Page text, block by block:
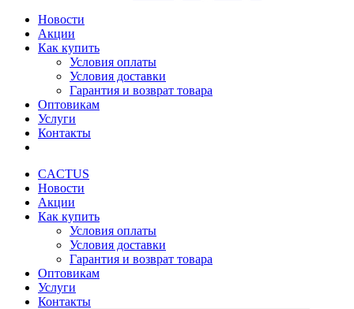
Новости
Акции
Как купить
Условия оплаты
Условия доставки
Гарантия и возврат товара
Оптовикам
Услуги
Контакты
CACTUS
Новости
Акции
Как купить
Условия оплаты
Условия доставки
Гарантия и возврат товара
Оптовикам
Услуги
Контакты